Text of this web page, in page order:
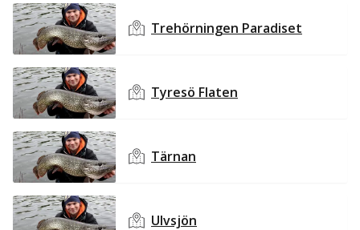
Trehörningen Paradiset
Tyresö Flaten
Tärnan
Ulvsjön